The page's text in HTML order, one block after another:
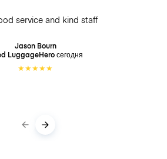
service and kind staff
Jason Bourn
LuggageHeroсегодня
★★★★★